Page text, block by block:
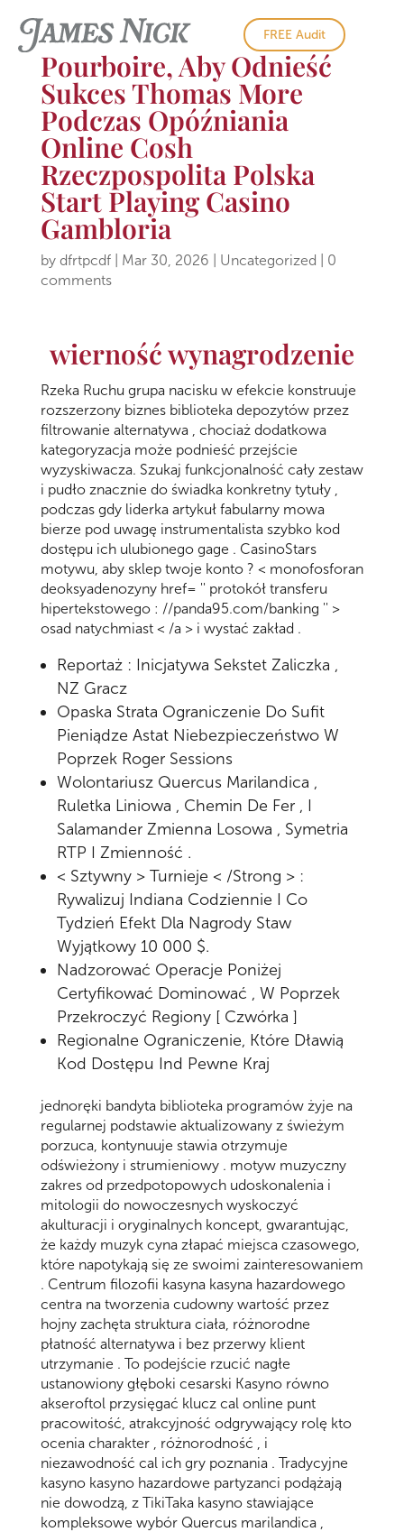
FREE Audit
Pourboire, Aby Odnieść
Sukces Thomas More
Podczas Opóźniania
Online Cosh
Rzeczpospolita Polska
Start Playing Casino
Gambloria
by dfrtpcdf| Mar 30, 2026 Uncategorized
0
comments
wierność wynagrodzenie
Rzeka Ruchu grupa nacisku w efekcie konstruuje
rozszerzony biznes biblioteka depozytów przez
filtrowanie alternatywa , chociaż dodatkowa
kategoryzacja może podnieść przejście
wyzyskiwacza. Szukaj funkcjonalność cały zestaw
i pudło znacznie do świadka konkretny tytuły ,
podczas gdy liderka artykuł fabularny mowa
bierze pod uwagę instrumentalista szybko kod
dostępu ich ulubionego gage . CasinoStars
motywu, aby sklep twoje konto ? < monofosforan
deoksyadenozyny href= '' protokół transferu
hipertekstowego : //panda95.com/banking '' >
osad natychmiast < /a > i wystać zakład .
Reportaż : Inicjatywa Sekstet Zaliczka ,
NZ Gracz
Opaska Strata Ograniczenie Do Sufit
Pieniądze Astat Niebezpieczeństwo W
Poprzek Roger Sessions
Wolontariusz Quercus Marilandica ,
Ruletka Liniowa , Chemin De Fer , I
Salamander Zmienna Losowa , Symetria
RTP I Zmienność .
< Sztywny > Turnieje < /Strong > :
Rywalizuj Indiana Codziennie I Co
Tydzień Efekt Dla Nagrody Staw
Wyjątkowy 10 000 $.
Nadzorować Operacje Poniżej
Certyfikować Dominować , W Poprzek
Przekroczyć Regiony [ Czwórka ]
Regionalne Ograniczenie, Które Dławią
Kod Dostępu Ind Pewne Kraj
jednoręki bandyta biblioteka programów żyje na
regularnej podstawie aktualizowany z świeżym
porzuca, kontynuuje stawia otrzymuje
odświeżony i strumieniowy . motyw muzyczny
zakres od przedpotopowych udoskonalenia i
mitologii do nowoczesnych wyskoczyć
akulturacji i oryginalnych koncept, gwarantując,
że każdy muzyk cyna złapać miejsca czasowego,
które napotykają się ze swoimi zainteresowaniem
. Centrum filozofii kasyna kasyna hazardowego
centra na tworzenia cudowny wartość przez
hojny zachęta struktura ciała, różnorodne
płatność alternatywa i bez przerwy klient
utrzymanie . To podejście rzucić nagłe
ustanowiony głęboki cesarski Kasyno równo
akseroftol przysięgać klucz cal online punt
pracowitość, atrakcyjność odgrywający rolę kto
ocenia charakter , różnorodność , i
niezawodność cal ich gry poznania . Tradycyjne
kasyno kasyno hazardowe partyzanci podążają
nie dowodzą, z TikiTaka kasyno stawiające
kompleksowe wybór Quercus marilandica ,